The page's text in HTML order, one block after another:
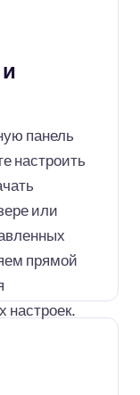
панель
настроить
или
прямой
настроек.